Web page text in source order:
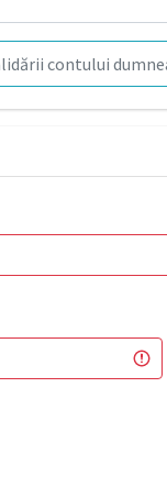
contului